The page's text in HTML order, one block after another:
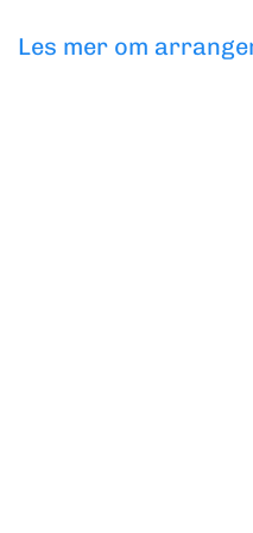
Les mer om